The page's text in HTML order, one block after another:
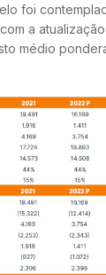
foi
a
médio